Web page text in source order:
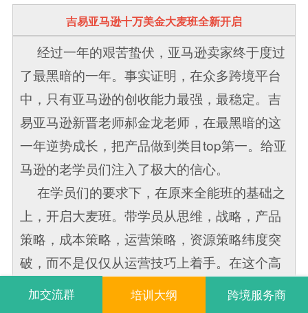
吉易亚马逊十万美金大麦班全新开启
经过一年的艰苦蛰伏，亚马逊卖家终于度过
了最黑暗的一年。事实证明，在众多跨境平台
中，只有亚马逊的创收能力最强，最稳定。吉
易亚马逊新晋老师郝金龙老师，在最黑暗的这
一年逆势成长，把产品做到类目top第一。给亚
马逊的老学员们注入了极大的信心。
在学员们的要求下，在原来全能班的基础之
上，开启大麦班。带学员从思维，战略，产品
策略，成本策略，运营策略，资源策略纬度突
破，而不是仅仅从运营技巧上着手。在这个高
度上，突破月十万美金将变得更加容易，风险
加交流群 培训大纲 跨境服务商